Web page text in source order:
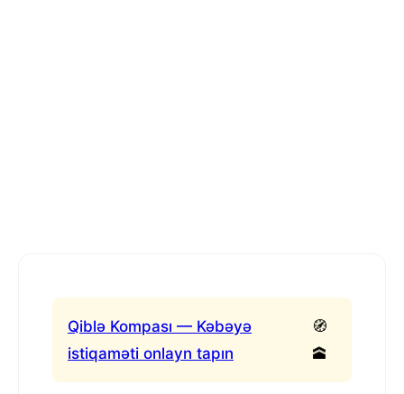
Qiblə Kompası — Kəbəyə
istiqaməti onlayn tapın
🧭
🕋